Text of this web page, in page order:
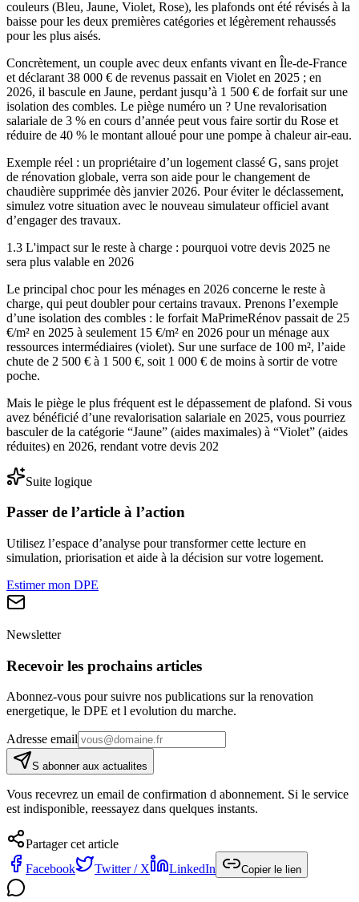
couleurs (Bleu, Jaune, Violet, Rose), les plafonds ont été révisés à la
baisse pour les deux premières catégories et légèrement rehaussés
pour les plus aisés.
Concrètement, un couple avec deux enfants vivant en Île-de-France
et déclarant 38 000 € de revenus passait en Violet en 2025 ; en
2026, il bascule en Jaune, perdant jusqu’à 1 500 € de forfait sur une
isolation des combles. Le piège numéro un ? Une revalorisation
salariale de 3 % en cours d’année peut vous faire sortir du Rose et
réduire de 40 % le montant alloué pour une pompe à chaleur air-eau.
Exemple réel : un propriétaire d’un logement classé G, sans projet
de rénovation globale, verra son aide pour le changement de
chaudière supprimée dès janvier 2026. Pour éviter le déclassement,
simulez votre situation avec le nouveau simulateur officiel avant
d’engager des travaux.
1.3 L'impact sur le reste à charge : pourquoi votre devis 2025 ne
sera plus valable en 2026
Le principal choc pour les ménages en 2026 concerne le reste à
charge, qui peut doubler pour certains travaux. Prenons l’exemple
d’une isolation des combles : le forfait MaPrimeRénov passait de 25
€/m² en 2025 à seulement 15 €/m² en 2026 pour un ménage aux
ressources intermédiaires (violet). Sur une surface de 100 m², l’aide
chute de 2 500 € à 1 500 €, soit 1 000 € de moins à sortir de votre
poche.
Mais le piège le plus fréquent est le dépassement de plafond. Si vous
avez bénéficié d’une revalorisation salariale en 2025, vous pourriez
basculer de la catégorie “Jaune” (aides maximales) à “Violet” (aides
réduites) en 2026, rendant votre devis 202
Suite logique
Passer de l’article à l’action
Utilisez l’espace d’analyse pour transformer cette lecture en
simulation, priorisation et aide à la décision sur votre logement.
Estimer mon DPE
Newsletter
Recevoir les prochains articles
Abonnez-vous pour suivre nos publications sur la renovation
energetique, le DPE et l evolution du marche.
Adresse email
S abonner aux actualites
Vous recevrez un email de confirmation d abonnement. Si le service
est indisponible, reessayez dans quelques instants.
Partager cet article
Facebook
Twitter / X LinkedIn Copier le lien